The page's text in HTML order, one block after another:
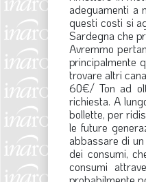
adeguamenti a
questi costi si
Sardegna che
Avremmo
principalmente
trovare altri
60€/ Ton ad
richiesta. A
bollette, per
le future
abbassare di
dei consumi,
consumi